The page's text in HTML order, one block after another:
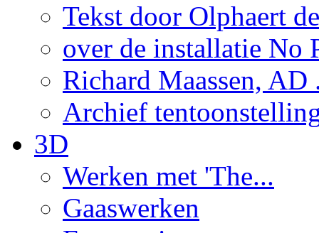
Tekst door Olphaert
over de installatie No
Richard Maassen, AD
Archief
3D
Werken met 'The...
Gaaswerken